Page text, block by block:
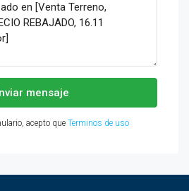
mensaje
acepto que Terminos de uso